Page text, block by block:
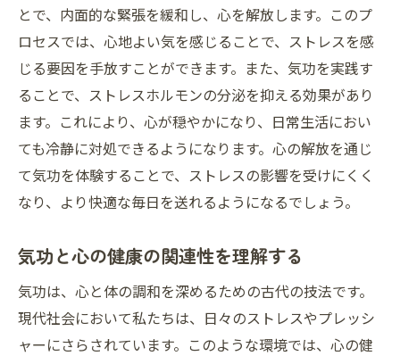
とで、内面的な緊張を緩和し、心を解放します。このプ
ロセスでは、心地よい気を感じることで、ストレスを感
じる要因を手放すことができます。また、気功を実践す
ることで、ストレスホルモンの分泌を抑える効果があり
ます。これにより、心が穏やかになり、日常生活におい
ても冷静に対処できるようになります。心の解放を通じ
て気功を体験することで、ストレスの影響を受けにくく
なり、より快適な毎日を送れるようになるでしょう。
気功と心の健康の関連性を理解する
気功は、心と体の調和を深めるための古代の技法です。
現代社会において私たちは、日々のストレスやプレッシ
ャーにさらされています。このような環境では、心の健